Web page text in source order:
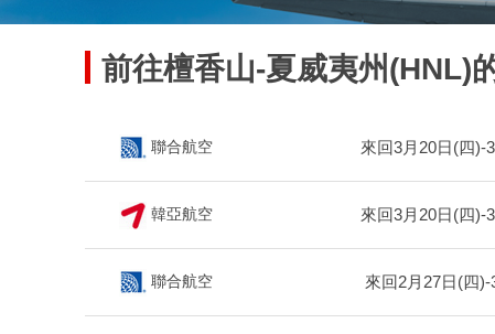
前往檀香山-夏威夷州(HNL)
聯合航空 來回3月20日(四)-
韓亞航空 來回3月20日(四)-
聯合航空 來回2月27日(四)-